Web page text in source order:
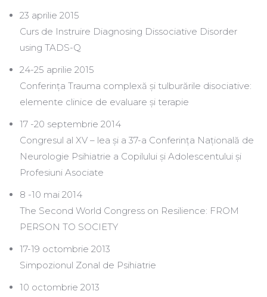
23 aprilie 2015
Curs de Instruire Diagnosing Dissociative Disorder
using TADS-Q
24-25 aprilie 2015
Conferința Trauma complexă și tulburările disociative:
elemente clinice de evaluare și terapie
17 -20 septembrie 2014
Congresul al XV – lea și a 37-a Conferința Națională de
Neurologie Psihiatrie a Copilului și Adolescentului și
Profesiuni Asociate
8 -10 mai 2014
The Second World Congress on Resilience: FROM
PERSON TO SOCIETY
17-19 octombrie 2013
Simpozionul Zonal de Psihiatrie
10 octombrie 2013